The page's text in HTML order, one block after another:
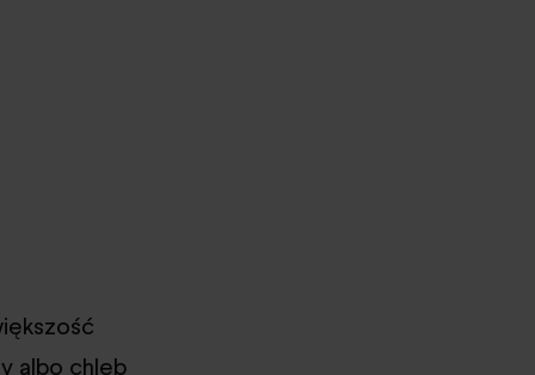
albo chleb